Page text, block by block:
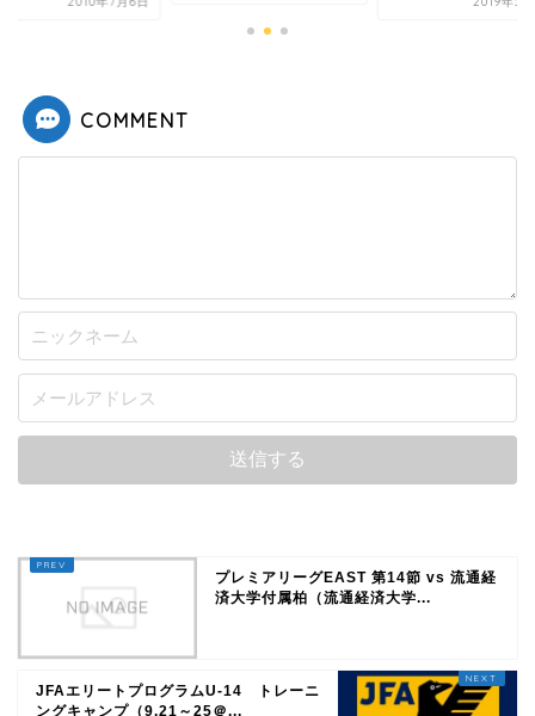
COMMENT
プレミアリーグEAST 第14節 vs 流通経
済大学付属柏（流通経済大学...
JFAエリートプログラムU-14 トレーニ
ングキャンプ（9.21～25＠...